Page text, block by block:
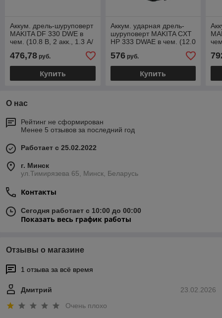
Аккум. дрель-шуруповерт
MAKITA DF 330 DWE в
чем. (10.8 В, 2 акк., 1.3 А/
шурупы до 7
476,78 руб.
Купить
Аккум. ударная дрель-
шуруповерт MAKITA CXT
HP 333 DWAE в чем. (12.0
В, 2 акк., 2.0 А/ч Li-Ion, 2
скор., 30 Нм,
576руб.
Купить
О нас
Рейтинг не сформирован
Менее 5 отзывов за последний год
Работает с 25.02.2022
г. Минск
ул.Тимирязева 65, Минск, Беларусь
Контакты
Сегодня работает с 10:00 до 00:00
Показать весь график работы
Отзывы о магазине
1 отзыва за всё время
23.02.2026
Дмитрий
Очень плохо